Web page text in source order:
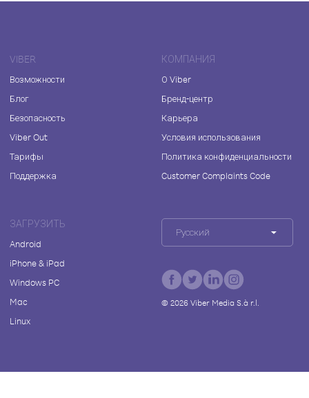
VIBER
Возможности
Блог
Безопасность
Viber Out
Тарифы
Поддержка
КОМПАНИЯ
О Viber
Бренд-центр
Карьера
Условия использования
Политика конфиденциальности
Customer Complaints Code
ЗАГРУЗИТЬ
Android
iPhone & iPad
Windows PC
Mac
Linux
Русский
© 2026Viber Media S.à r.l.